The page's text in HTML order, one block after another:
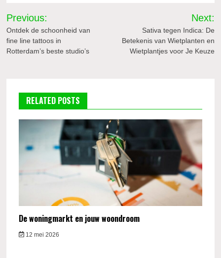
Bericht
navigatie
Previous:
Ontdek de schoonheid van
fine line tattoos in
Rotterdam’s beste studio’s
Next:
Sativa tegen Indica: De
Betekenis van Wietplanten en
Wietplantjes voor Je Keuze
RELATED POSTS
De woningmarkt en jouw woondroom
12 mei 2026